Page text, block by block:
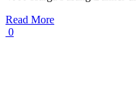
Read More
0